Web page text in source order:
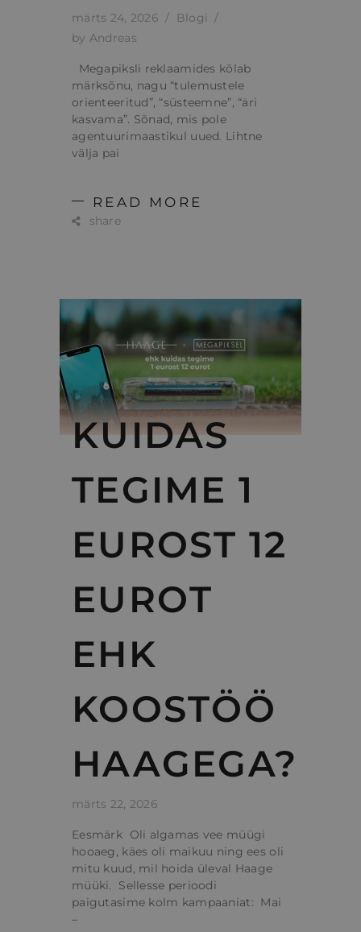
märts 24, 2026
Blogi
by Andreas
Megapiksli reklaamides kõlab
märksõnu, nagu “tulemustele
orienteeritud”, “süsteemne”, “äri
kasvama”. Sõnad, mis pole
agentuurimaastikul uued. Lihtne
välja pai
READ MORE
share
KUIDAS
TEGIME 1
EUROST 12
EUROT
EHK
KOOSTÖÖ
HAAGEGA?
märts 22, 2026
Eesmärk Oli algamas vee müügi
hooaeg, käes oli maikuu ning ees oli
mitu kuud, mil hoida üleval Haage
müüki. Sellesse perioodi
paigutasime kolm kampaaniat: Mai
–